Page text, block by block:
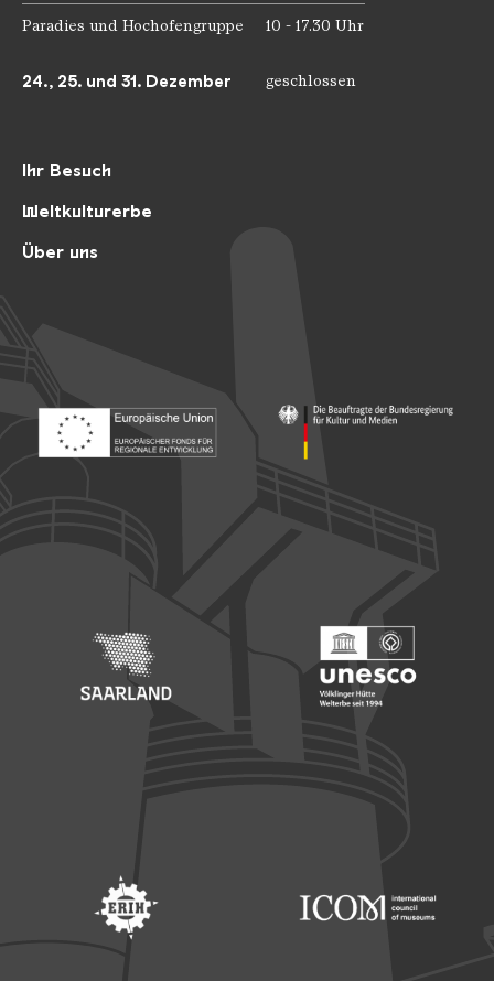
Ihr Besuch
Weltkulturerbe
Über uns
Paradies und Hochofengruppe 10 - 17.30 Uhr
24., 25. und 31. Dezember geschlossen